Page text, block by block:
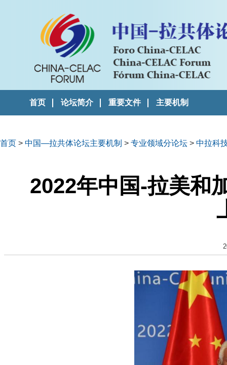
首页 论坛简介 重要文件 主要机制
首页 > 中国—拉共体论坛主要机制 > 专业领域分论坛 > 中拉科
2022年中国-拉美和